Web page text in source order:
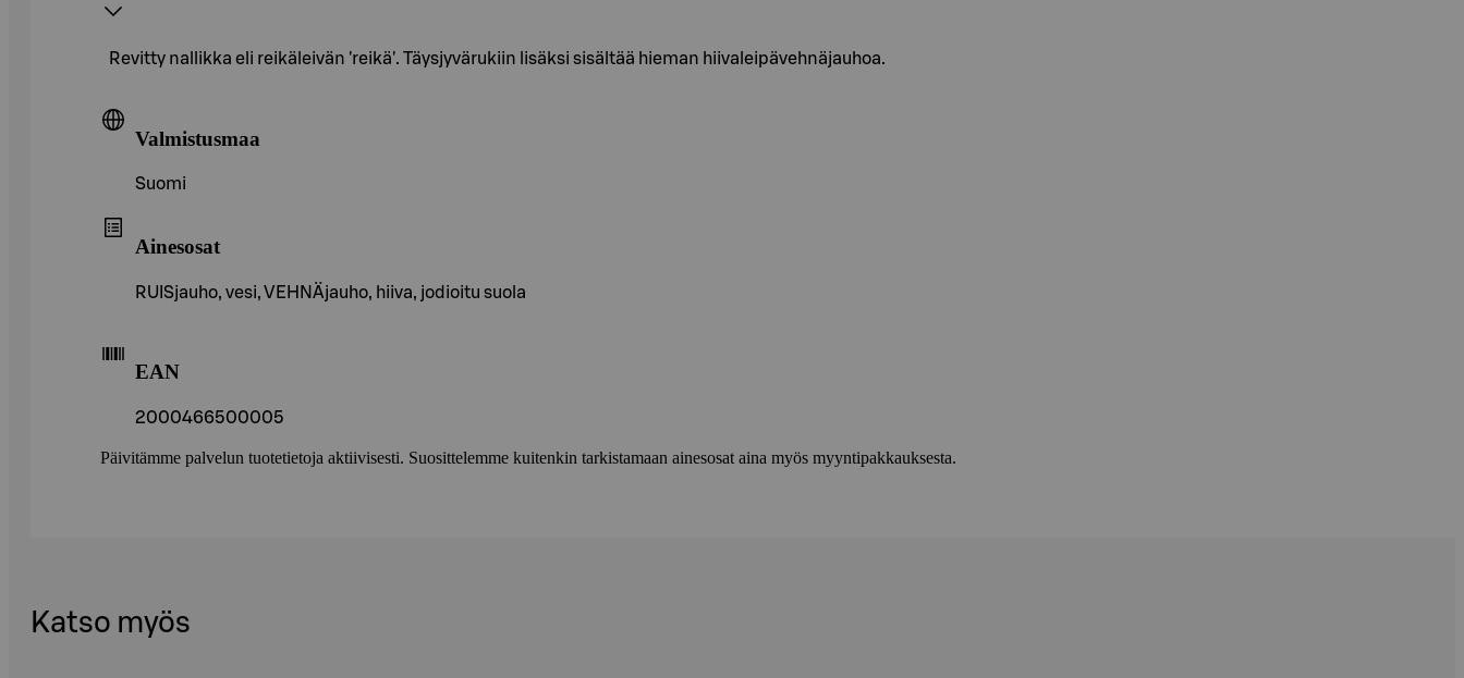
Revitty nallikka eli reikäleivän 'reikä'. Täysjyvärukiin lisäksi sisältää hieman hiivaleipävehnäjauhoa.
Valmistusmaa
Suomi
Ainesosat
RUISjauho, vesi, VEHNÄjauho, hiiva, jodioitu suola
EAN
2000466500005
Päivitämme palvelun tuotetietoja aktiivisesti. Suosittelemme kuitenkin tarkistamaan ainesosat aina myös myyntipakkauksesta.
Katso myös